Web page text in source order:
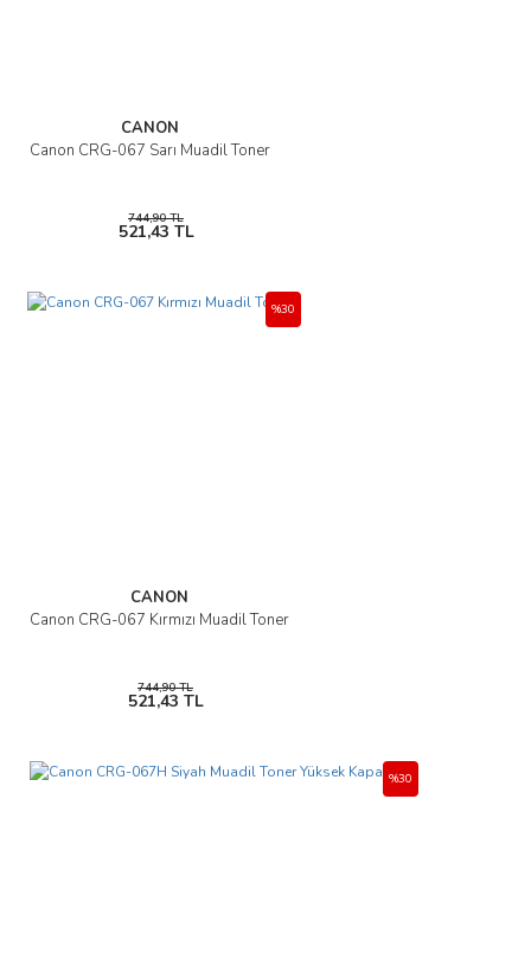
CANON
Canon CRG-067 Sarı Muadil Toner
744,90 TL
521,43 TL
CANON
Canon CRG-067 Kırmızı Muadil Toner
%30
744,90 TL
521,43 TL
%30